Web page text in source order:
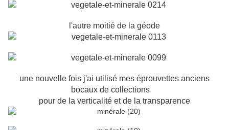
l'autre moitié de la géode
une nouvelle fois j'ai utilisé mes éprouvettes anciens
bocaux de collections
pour de la verticalité et de la transparence